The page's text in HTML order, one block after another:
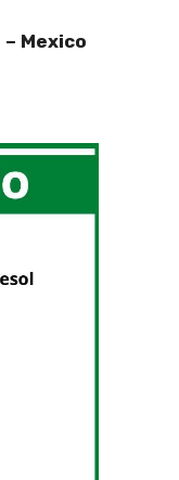
– Mexico